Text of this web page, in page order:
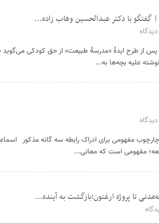
با دکتر عبدالحسین وهاب زاده...
از طرح‌ ایدهٔ «مدرسهٔ طبیعت» از حق کودکی می‌گوید
علیه بچه‌ها به...
مفهومی برای ادراک رابطه سه گانه مذکور
مفهومی است که معانی...
تا پروژه ارغنون؛بازگشت به آینده...